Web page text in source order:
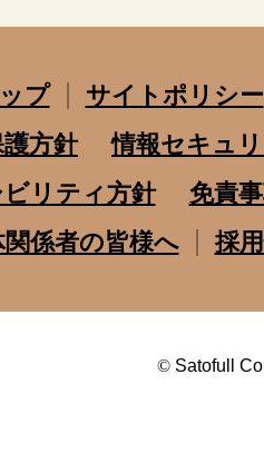
プ
サイトポリシー
方針
情報セキュ
リティ方針
免責
関係者の皆様へ
採
© Satofull